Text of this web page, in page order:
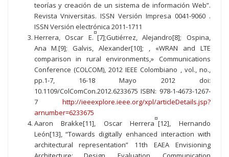
teorías y creación de un sistema de información Web”.
Revista Vniversitas. ISSN Versión Impresa 0041-9060 .
ISSN Versión electrónica 2011-1711
Herrera, Oscar E.
¤
[7];Gutiérrez, Alejandro[8]; Ospina,
Ana M.[9]; Galvis, Alexander[10]; , «WRAN and LTE
comparison in rural environments,» Communications
Conference (COLCOM), 2012 IEEE Colombiano , vol., no.,
pp.1-7, 16-18 Mayo 2012 doi:
10.1109/ColComCon.2012.6233675 ISBN: 978-1-4673-1267-
7 http://ieeexplore.ieee.org/xpl/articleDetails.jsp?
arnumber=6233675
Aaron Brakke[11], Oscar Herrera
¤
[12], Hernando
León[13], “Towards digitally enhanced interaction with
architectural representation” 11th EAEA Envisioning